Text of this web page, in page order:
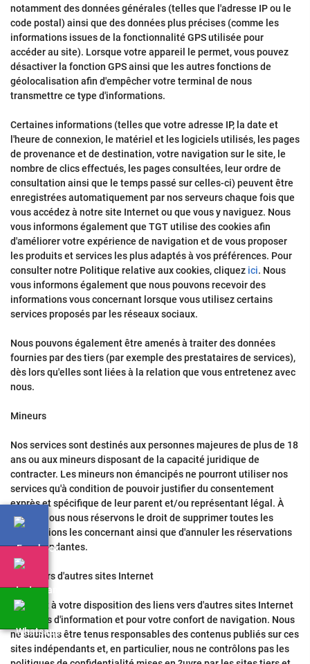
notamment des données générales (telles que l'adresse IP ou le
code postal) ainsi que des données plus précises (comme les
informations issues de la fonctionnalité GPS utilisée pour
accéder au site). Lorsque votre appareil le permet, vous pouvez
désactiver la fonction GPS ainsi que les autres fonctions de
géolocalisation afin d'empêcher votre terminal de nous
transmettre ce type d'informations.
Certaines informations (telles que votre adresse IP, la date et
l'heure de connexion, le matériel et les logiciels utilisés, les pages
de provenance et de destination, votre navigation sur le site, le
nombre de clics effectués, les pages consultées, leur ordre de
consultation ainsi que le temps passé sur celles-ci) peuvent être
enregistrées automatiquement par nos serveurs chaque fois que
vous accédez à notre site Internet ou que vous y naviguez. Nous
vous informons également que TGT utilise des cookies afin
d'améliorer votre expérience de navigation et de vous proposer
les produits et services les plus adaptés à vos préférences. Pour
consulter notre Politique relative aux cookies, cliquez ici. Nous
vous informons également que nous pouvons recevoir des
informations vous concernant lorsque vous utilisez certains
services proposés par les réseaux sociaux.
Nous pouvons également être amenés à traiter des données
fournies par des tiers (par exemple des prestataires de services),
dès lors qu'elles sont liées à la relation que vous entretenez avec
nous.
Mineurs
Nos services sont destinés aux personnes majeures de plus de 18
ans ou aux mineurs disposant de la capacité juridique de
contracter. Les mineurs non émancipés ne pourront utiliser nos
services qu'à condition de pouvoir justifier du consentement
exprès et spécifique de leur parent et/ou représentant légal. À
défaut, nous nous réservons le droit de supprimer toutes les
informations les concernant ainsi que d'annuler les réservations
correspondantes.
Liens vers d'autres sites Internet
TGT met à votre disposition des liens vers d'autres sites Internet
à des fins d'information et pour votre confort de navigation. Nous
ne saurions être tenus responsables des contenus publiés sur ces
sites indépendants et, en particulier, nous ne contrôlons pas les